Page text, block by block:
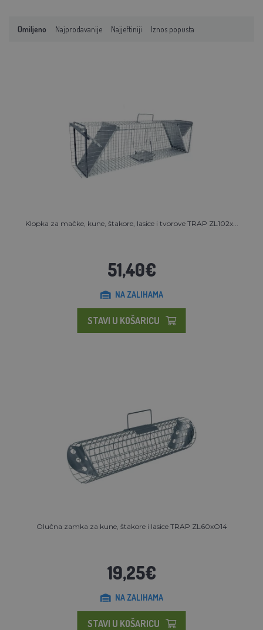
Omiljeno Najprodavanije Najjeftiniji Iznos popusta
Klopka za mačke, kune, štakore, lasice i tvorove TRAP ZL102x...
51,40€
NA ZALIHAMA
STAVI U KOŠARICU
Olučna zamka za kune, štakore i lasice TRAP ZL60xO14
19,25€
NA ZALIHAMA
STAVI U KOŠARICU